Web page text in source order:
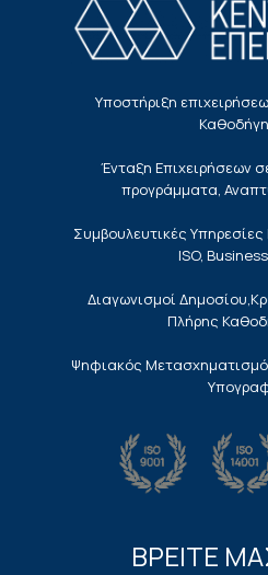
Υποστήριξη
Ένταξη Επιχειρήσεων
προγράμματα,
Συμβουλευτικές
ISO,
Διαγωνισμοί
Πλήρης
Ψηφιακός
ΒΡΕΙΤΕ